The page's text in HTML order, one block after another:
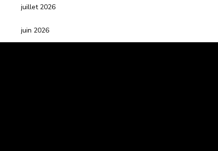
juillet 2026
juin 2026